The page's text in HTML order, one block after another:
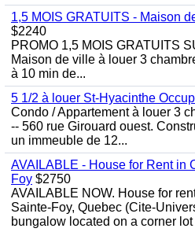
1,5 MOIS GRATUITS - Maison
$2240
PROMO 1,5 MOIS GRATUITS
Maison de ville à louer 3
à 10 min de...
5 1/2 à louer St-Hyacinthe
Condo / Appartement à louer 3
-- 560 rue Girouard ouest.
un immeuble de 12...
AVAILABLE - House for Rent in
Foy $2750
AVAILABLE NOW. House for
Sainte-Foy, Quebec (Cite-
bungalow located on a corner lot